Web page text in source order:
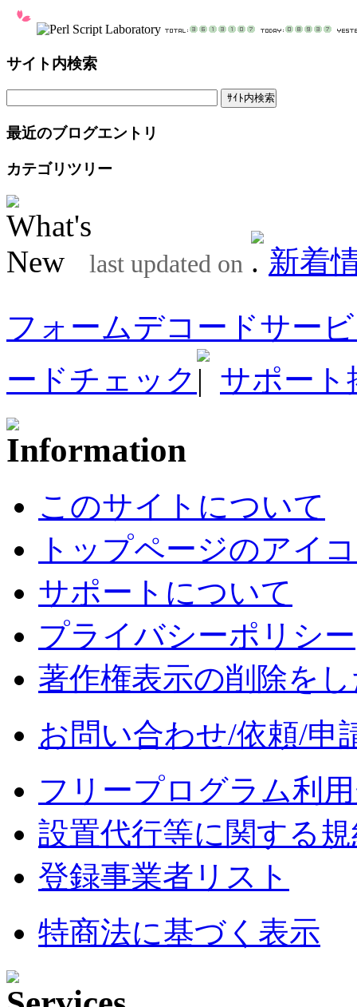
サイト内検索
最近のブログエントリ
カテゴリツリー
last updated on
新着
フォームデコードサー
ードチェック
サポート
このサイトについて
トップページのアイ
サポートについて
プライバシーポリシー
著作権表示の削除を
お問い合わせ/依頼/申
フリープログラム利
設置代行等に関する
登録事業者リスト
特商法に基づく表示